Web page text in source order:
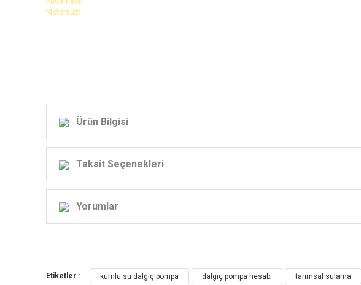
Ürün Bilgisi
FELSOM 4'' TEK DALGIÇ POMPALAR
DALGIÇ
RULMANLARINA DAHA AZ AKSİYEL YÜK BİNER. DAHA DÜŞÜK MOTOR AKIMI VE
Taksit Seçenekleri
Yorumlar
Etiketler : kumlu su dalgıç pompa dalgıç pompa hesabı tarımsal sulama